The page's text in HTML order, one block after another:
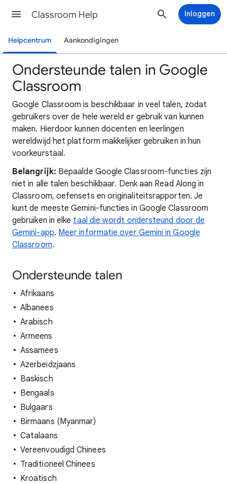
Classroom Help Inloggen
Helpcentrum Aankondigingen
Ondersteunde talen in Google
Classroom
Google Classroom is beschikbaar in veel talen, zodat
gebruikers over de hele wereld er gebruik van kunnen
maken. Hierdoor kunnen docenten en leerlingen
wereldwijd het platform makkelijker gebruiken in hun
voorkeurstaal.
Belangrijk: Bepaalde Google Classroom-functies zijn
niet in alle talen beschikbaar. Denk aan Read Along in
Classroom, oefensets en originaliteitsrapporten. Je
kunt de meeste Gemini-functies in Google Classroom
gebruiken in elke taal die wordt ondersteund door de
Gemini-app. Meer informatie over Gemini in Google
Classroom.
Ondersteunde talen
Afrikaans
Albanees
Arabisch
Armeens
Assamees
Azerbeidzjaans
Baskisch
Bengaals
Bulgaars
Birmaans (Myanmar)
Catalaans
Vereenvoudigd Chinees
Traditioneel Chinees
Kroatisch